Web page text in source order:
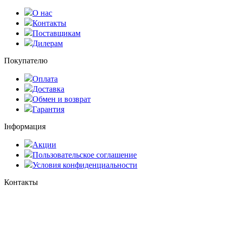
О нас
Контакты
Поставщикам
Дилерам
Покупателю
Оплата
Доставка
Обмен и возврат
Гарантия
Інформация
Акции
Пользовательское соглашение
Условия конфиденциальности
Контакты